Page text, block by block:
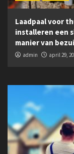
Laadpaal voor
installeren een
manier van
admin april 29,